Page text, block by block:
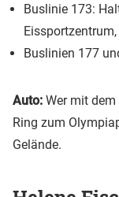
Buslinie 173:
Buslinien 177
Auto: Wer mit
Ring zum
Gelände.